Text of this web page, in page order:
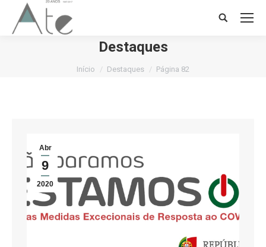
Search:
Destaques
Você está aqui:
Início Destaques Página 82
Abr
9
2020